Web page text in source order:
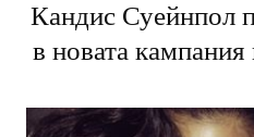
Кандис Суейнпол